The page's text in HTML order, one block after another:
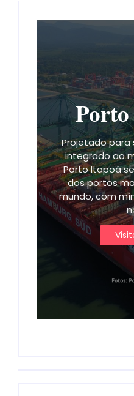
Projetado para
integrado ao
Porto Itapoá
dos portos
mundo, com